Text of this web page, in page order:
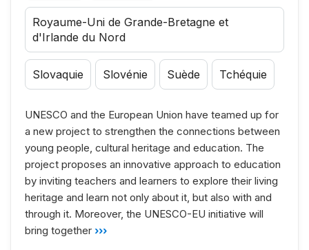
Royaume-Uni de Grande-Bretagne et
d'Irlande du Nord
Slovaquie Slovénie Suède Tchéquie
UNESCO and the European Union have teamed up for
a new project to strengthen the connections between
young people, cultural heritage and education. The
project proposes an innovative approach to education
by inviting teachers and learners to explore their living
heritage and learn not only about it, but also with and
through it. Moreover, the UNESCO-EU initiative will
bring together ›››